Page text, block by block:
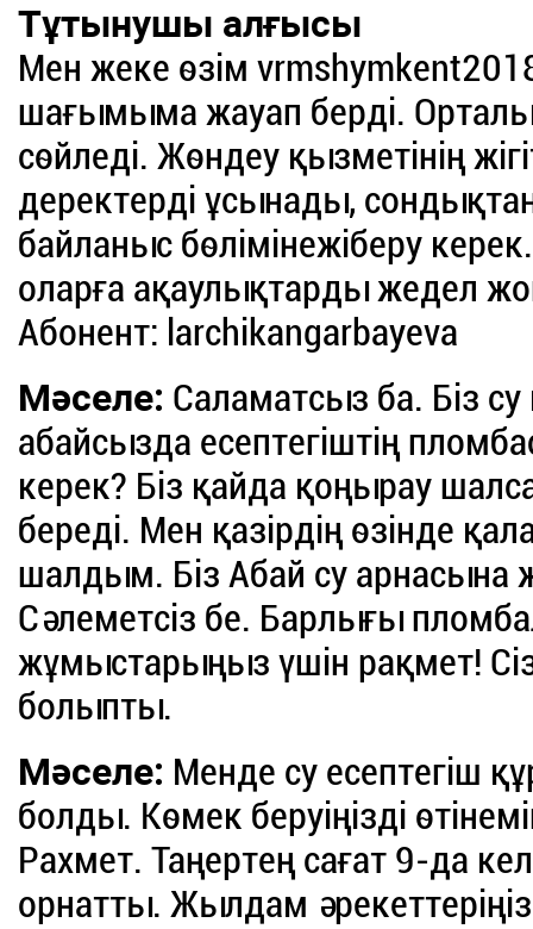
Тұтынушы алғысы
Мен жеке өзім
шағымыма жауап берді.
сөйледі. Жөндеу қызметінің
деректерді ұсынады,
байланыс бөлімінежіберу
оларға ақаулықтарды жедел
Абонент: larchikangarbayeva
Мәселе: Саламатсыз ба. Біз
абайсызда есептегіштің
керек? Біз қайда қоңырау
береді. Мен қазірдің өзінде
шалдым. Біз Абай су арнасына
Сәлеметсіз бе. Барлығы
жұмыстарыңыз үшін рақмет!
болыпты.
Мәселе: Менде су есептегіш
болды. Көмек беруіңізді
Рахмет. Таңертең сағат 9-да
орнатты. Жылдам